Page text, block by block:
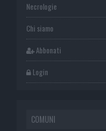
Necrologie
Chi siamo
Abbonati
Login
COMUNI